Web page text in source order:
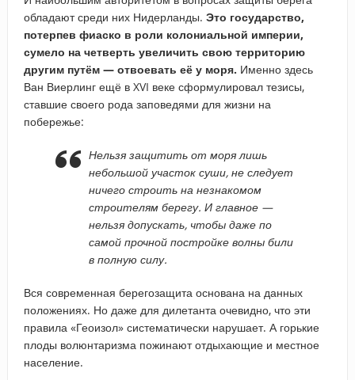
обладают среди них Нидерланды. Это государство,
потерпев фиаско в роли колониальной империи,
сумело на четверть увеличить свою территорию
другим путём — отвоевать её у моря. Именно здесь
Ван Виерлинг ещё в XVI веке сформулировал тезисы,
ставшие своего рода заповедями для жизни на
побережье:
Нельзя защитить от моря лишь
небольшой участок суши, не следует
ничего строить на незнакомом
строителям берегу. И главное —
нельзя допускать, чтобы даже по
самой прочной постройке волны били
в полную силу.
Вся современная берегозащита основана на данных
положениях. Но даже для дилетанта очевидно, что эти
правила «Геоизол» систематически нарушает. А горькие
плоды волюнтаризма пожинают отдыхающие и местное
население.